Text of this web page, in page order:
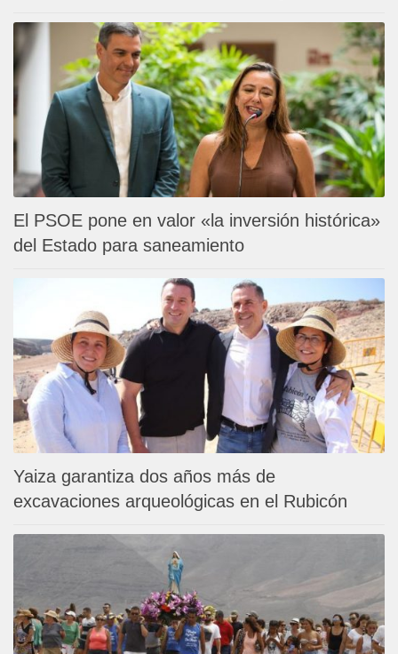
El PSOE pone en valor «la inversión histórica»
del Estado para saneamiento
Yaiza garantiza dos años más de
excavaciones arqueológicas en el Rubicón